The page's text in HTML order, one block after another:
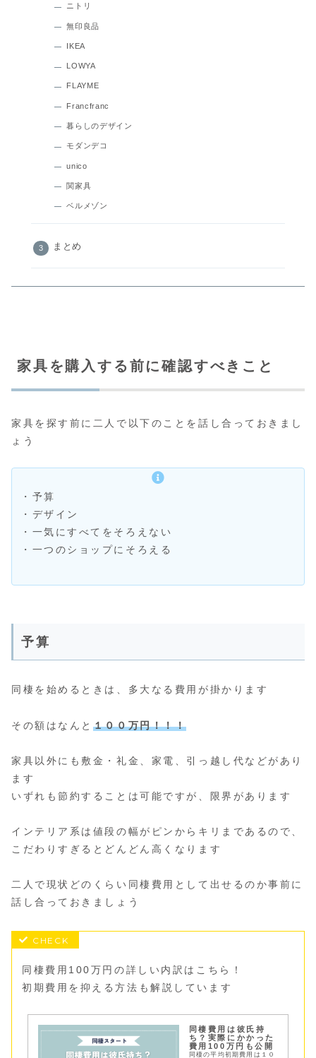
ニトリ
無印良品
IKEA
LOWYA
FLAYME
Francfranc
暮らしのデザイン
モダンデコ
unico
関家具
ベルメゾン
まとめ
家具を購入する前に確認すべきこと
家具を探す前に二人で以下のことを話し合っておきまし
ょう
・予算
・デザイン
・一気にすべてをそろえない
・一つのショップにそろえる
予算
同棲を始めるときは、多大なる費用が掛かります
その額はなんと １００万円！！！
家具以外にも敷金・礼金、家電、引っ越し代などがあり
ます
いずれも節約することは可能ですが、限界があります
インテリア系は値段の幅がピンからキリまであるので、
こだわりすぎるとどんどん高くなります
二人で現状どのくらい同棲費用として出せるのか事前に
話し合っておきましょう
同棲費用100万円の詳しい内訳はこちら！
初期費用を抑える方法も解説しています
同棲費用は彼氏持
ち？実際にかかった
費用100万円も公開
同棲の平均初期費用は１０